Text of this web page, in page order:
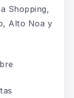
Shopping,
Alto Noa y